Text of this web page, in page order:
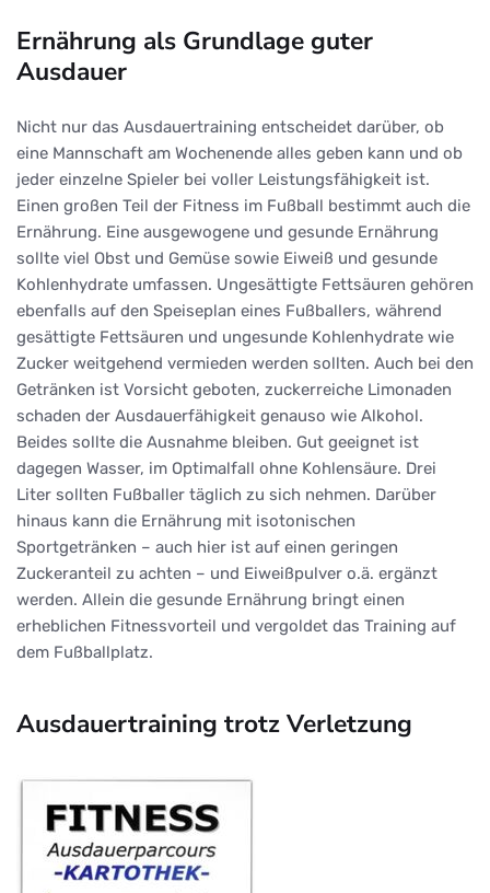
Ernährung als Grundlage guter
Ausdauer
Nicht nur das Ausdauertraining entscheidet darüber, ob
eine Mannschaft am Wochenende alles geben kann und ob
jeder einzelne Spieler bei voller Leistungsfähigkeit ist.
Einen großen Teil der Fitness im Fußball bestimmt auch die
Ernährung. Eine ausgewogene und gesunde Ernährung
sollte viel Obst und Gemüse sowie Eiweiß und gesunde
Kohlenhydrate umfassen. Ungesättigte Fettsäuren gehören
ebenfalls auf den Speiseplan eines Fußballers, während
gesättigte Fettsäuren und ungesunde Kohlenhydrate wie
Zucker weitgehend vermieden werden sollten. Auch bei den
Getränken ist Vorsicht geboten, zuckerreiche Limonaden
schaden der Ausdauerfähigkeit genauso wie Alkohol.
Beides sollte die Ausnahme bleiben. Gut geeignet ist
dagegen Wasser, im Optimalfall ohne Kohlensäure. Drei
Liter sollten Fußballer täglich zu sich nehmen. Darüber
hinaus kann die Ernährung mit isotonischen
Sportgetränken – auch hier ist auf einen geringen
Zuckeranteil zu achten – und Eiweißpulver o.ä. ergänzt
werden. Allein die gesunde Ernährung bringt einen
erheblichen Fitnessvorteil und vergoldet das Training auf
dem Fußballplatz.
Ausdauertraining trotz Verletzung